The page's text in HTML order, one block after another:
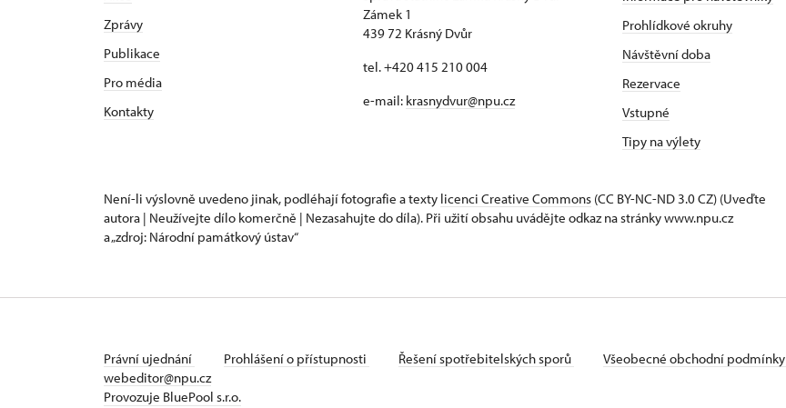
Zprávy
Publikace
Pro média
Kontakty
Zámek 1
439 72 Krásný Dvůr
tel. +420 415 210 004
e-mail: krasnydvur@npu.cz
Prohlídkové okruhy
Návštěvní doba
Rezervace
Vstupné
Tipy na výlety
Není-li výslovně uvedeno jinak, podléhají fotografie a texty licenci Creative Commons (CC BY-NC-ND 3.0 CZ) (Uveďte
autora | Neužívejte dílo komerčně | Nezasahujte do díla). Při užití obsahu uvádějte odkaz na stránky www.npu.cz
a „zdroj: Národní památkový ústav“
Právní ujednání Prohlášení o přístupnosti Řešení spotřebitelských sporů Všeobecné obchodní podmínky
webeditor@npu.cz
Provozuje BluePool s.r.o.